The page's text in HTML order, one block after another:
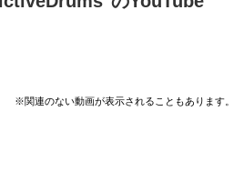
※関連のない動画が表示されることもあります。